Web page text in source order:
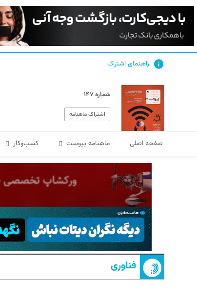
راهنمای اشتراک
شماره ۱۴۷
اشتراک ماهنامه
صفحه اصلی ماهنامه پیوست کسب‌و‌کار
فناوری